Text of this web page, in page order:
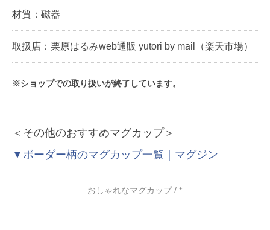
材質：磁器
取扱店：栗原はるみweb通販 yutori by mail（楽天市場）
※ショップでの取り扱いが終了しています。
＜その他のおすすめマグカップ＞
▼ボーダー柄のマグカップ一覧｜マグジン
おしゃれなマグカップ/*